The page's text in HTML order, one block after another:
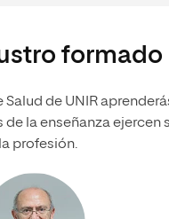
Salud de UNIR
de la enseñanza
profesión.